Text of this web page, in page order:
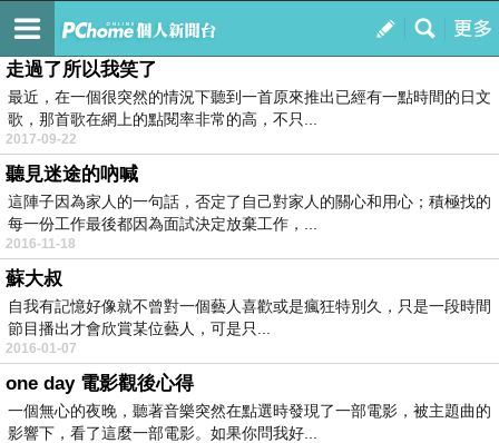
我的
訂閱
♀↖我要高調愛↗♂
走過了所以我笑了
最近，在一個很突然的情況下聽到一首原來推出已經有一點時間的日文
歌，那首歌在網上的點閱率非常的高，不只...
2017-09-22
聽見迷途的吶喊
這陣子因為家人的一句話，否定了自己對家人的關心和用心；積極找的
每一份工作最後都因為面試決定放棄工作，...
2016-11-18
蘇大叔
自我有記憶好像就不曾對一個藝人喜歡或是瘋狂特別久，只是一段時間
節目播出才會欣賞某位藝人，可是只...
2016-01-07
one day 電影觀後心得
一個無心的夜晚，聽著音樂突然在點選時發現了一部電影，被主題曲的
影響下，看了這麼一部電影。如果你問我好...